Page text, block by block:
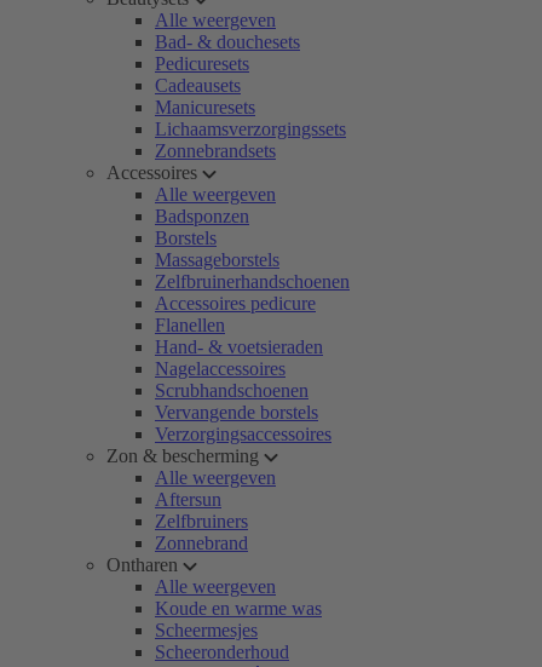
Alle weergeven
Bad- & douchesets
Pedicuresets
Cadeausets
Manicuresets
Lichaamsverzorgingssets
Zonnebrandsets
Accessoires
Alle weergeven
Badsponzen
Borstels
Massageborstels
Zelfbruinerhandschoenen
Accessoires pedicure
Flanellen
Hand- & voetsieraden
Nagelaccessoires
Scrubhandschoenen
Vervangende borstels
Verzorgingsaccessoires
Zon & bescherming
Alle weergeven
Aftersun
Zelfbruiners
Zonnebrand
Ontharen
Alle weergeven
Koude en warme was
Scheermesjes
Scheeronderhoud